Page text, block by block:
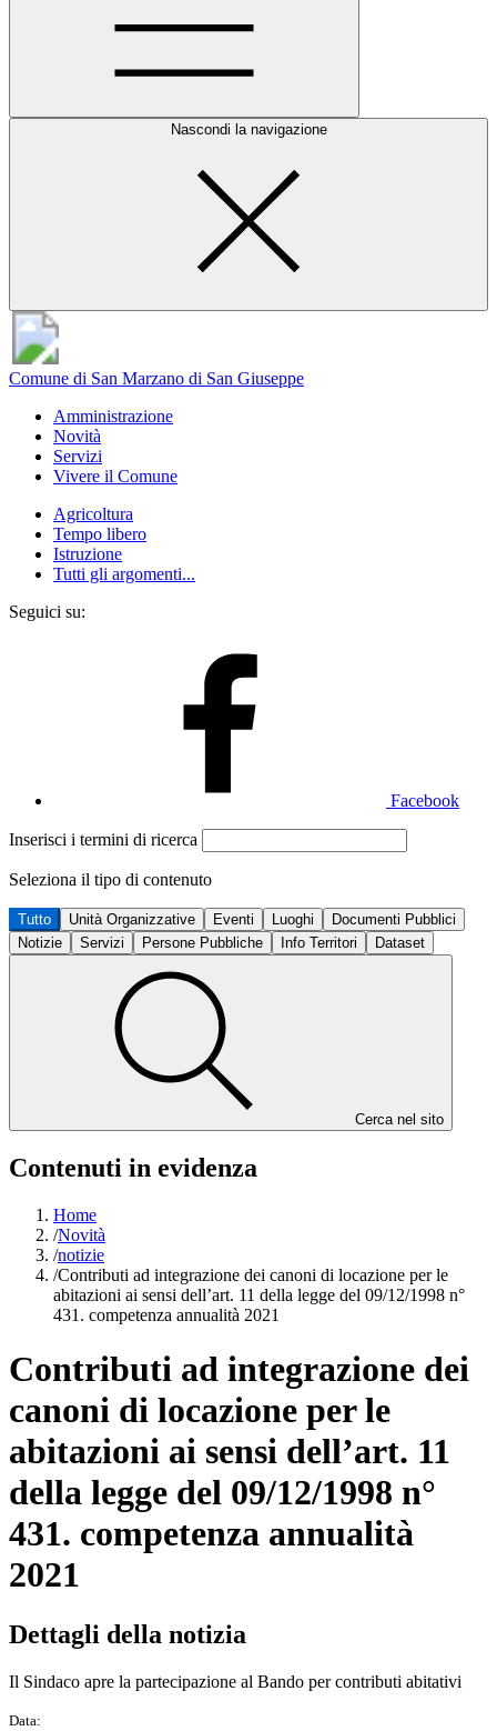
Nascondi la navigazione
Comune di San Marzano di San Giuseppe
Amministrazione
Novità
Servizi
Vivere il Comune
Agricoltura
Tempo libero
Istruzione
Tutti gli argomenti...
Seguici su:
Facebook
Inserisci i termini di ricerca
Seleziona il tipo di contenuto
Tutto Unità Organizzative Eventi Luoghi
Documenti Pubblici
Notizie
Servizi Persone Pubbliche Info Territori Dataset
Cerca nel sito
Contenuti in evidenza
Home
/Novità
/notizie
/Contributi ad integrazione dei canoni di locazione per le
abitazioni ai sensi dell’art. 11 della legge del 09/12/1998 n°
431. competenza annualità 2021
Contributi ad integrazione dei
canoni di locazione per le
abitazioni ai sensi dell’art. 11
della legge del 09/12/1998 n°
431. competenza annualità
2021
Dettagli della notizia
Il Sindaco apre la partecipazione al Bando per contributi abitativi
Data: